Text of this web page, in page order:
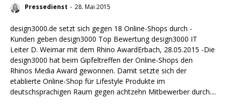
Pressedienst - 28. Mai 2015
design3000.de setzt sich gegen 18 Online-Shops durch -
Kunden geben design3000 Top Bewertung design3000 IT
Leiter D. Weimar mit dem Rhino AwardErbach, 28.05.2015 -Die
design3000 hat beim Gipfeltreffen der Online-Shops den
Rhinos Media Award gewonnen. Damit setzte sich der
etablierte Online-Shop für Lifestyle Produkte im
deutschsprachigen Raum gegen achtzehn Mitbewerber durch....